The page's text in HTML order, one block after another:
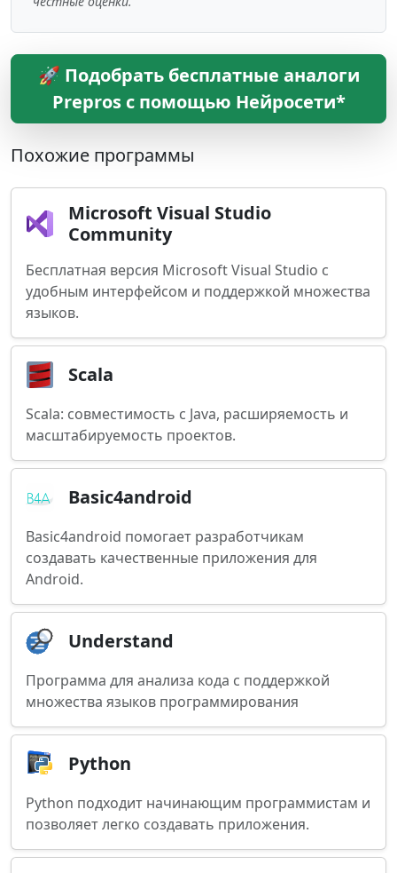
🚀 Подобрать бесплатные аналоги
Prepros с помощью Нейросети*
Похожие программы
Microsoft Visual Studio
Community
Бесплатная версия Microsoft Visual Studio с
удобным интерфейсом и поддержкой множества
языков.
Scala
Scala: совместимость с Java, расширяемость и
масштабируемость проектов.
Basic4android
Basic4android помогает разработчикам
создавать качественные приложения для
Android.
Understand
Программа для анализа кода с поддержкой
множества языков программирования
Python
Python подходит начинающим программистам и
позволяет легко создавать приложения.